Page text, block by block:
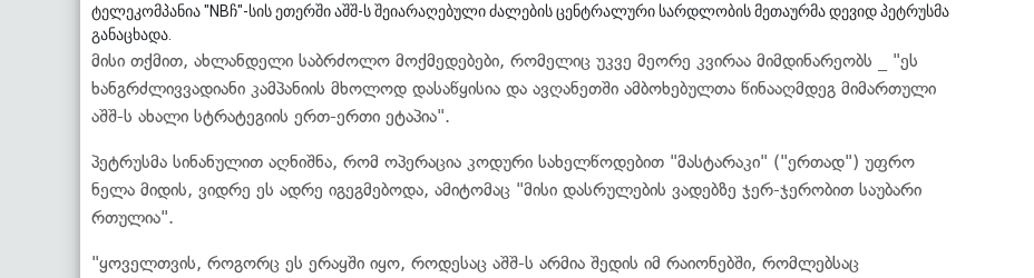
ტელეკომპანია "NBჩ"-სის ეთერში აშშ-ს შეიარაღებული ძალების ცენტრალური სარდლობის მეთაურმა დევიდ პეტრუსმა
განაცხადა.
მისი თქმით, ახლანდელი საბრძოლო მოქმედებები, რომელიც უკვე მეორე კვირაა მიმდინარეობს _ "ეს
ხანგრძლივვადიანი კამპანიის მხოლოდ დასაწყისია და ავღანეთში ამბოხებულთა წინააღმდეგ მიმართული
აშშ-ს ახალი სტრატეგიის ერთ-ერთი ეტაპია".
პეტრუსმა სინანულით აღნიშნა, რომ ოპერაცია კოდური სახელწოდებით "მასტარაკი" ("ერთად") უფრო
ნელა მიდის, ვიდრე ეს ადრე იგეგმებოდა, ამიტომაც "მისი დასრულების ვადებზე ჯერ-ჯერობით საუბარი
რთულია".
"ყოველთვის, როგორც ეს ერაყში იყო, როდესაც აშშ-ს არმია შედის იმ რაიონებში, რომლებსაც